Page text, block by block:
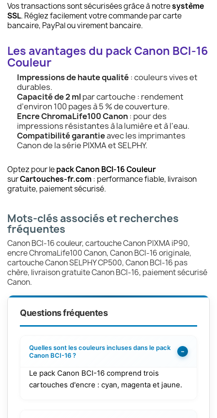
Vos transactions sont sécurisées grâce à notresystème
SSL. Réglez facilement votre commande par carte
bancaire, PayPal ou virement bancaire.
Les avantages du pack Canon BCI-16
Couleur
Impressions de haute qualité: couleurs vives et
durables.
Capacité de 2 mlpar cartouche : rendement
d’environ 100 pages à 5 % de couverture.
Encre ChromaLife100 Canon: pour des
impressions résistantes à la lumière et à l'eau.
Compatibilité garantieavec les imprimantes
Canon de la série PIXMA et SELPHY.
Optez pour lepack Canon BCI-16 Couleur
surCartouches-fr.com: performance fiable, livraison
gratuite, paiement sécurisé.
Mots-clés associés et recherches
fréquentes
Canon BCI-16 couleur, cartouche Canon PIXMA iP90,
encre ChromaLife100 Canon, Canon BCI-16 originale,
cartouche Canon SELPHY CP500, Canon BCI-16 pas
chère, livraison gratuite Canon BCI-16, paiement sécurisé
Canon.
Questions fréquentes
Quelles sont les couleurs incluses dans le pack
Canon BCI-16 ?
−
Le pack Canon BCI-16 comprend trois
cartouches d'encre : cyan, magenta et jaune.